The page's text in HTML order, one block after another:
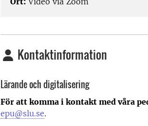
Kontaktinformation
Lärande och digitalisering
För att komma i kontakt med våra
epu@slu.se.